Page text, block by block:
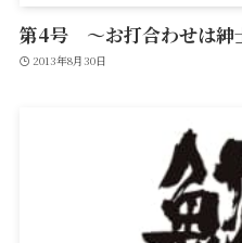
第4号 ～お打合わせは
2013年8月30日